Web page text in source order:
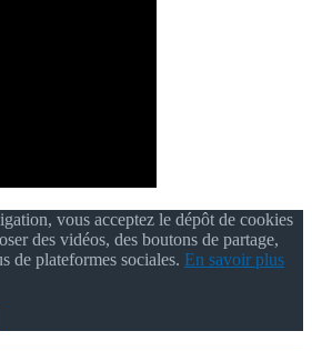
vous acceptez le dépôt de cookies
des vidéos, des boutons de partage,
de plateformes sociales. En savoir plus